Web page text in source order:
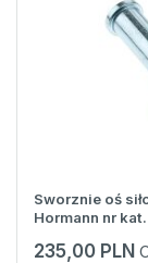
Sworznie oś
Hormann nr
235,00 PLN